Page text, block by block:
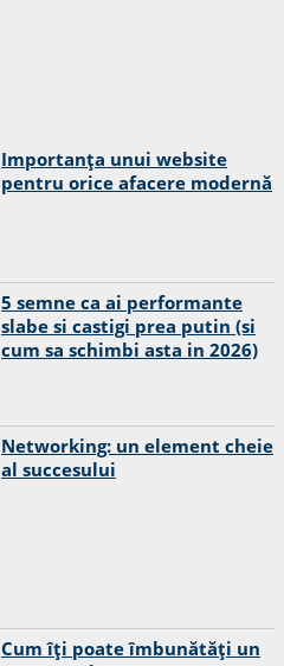
Importanța unui website
pentru orice afacere modernă
5 semne ca ai performante
slabe si castigi prea putin (si
cum sa schimbi asta in 2026)
Networking: un element cheie
al succesului
Cum îți poate îmbunătăți un